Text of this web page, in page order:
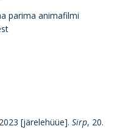
parima animafilmi
[järelehüüe]. Sirp, 20.